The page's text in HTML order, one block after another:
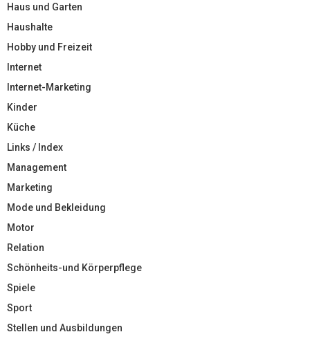
Haus und Garten
Haushalte
Hobby und Freizeit
Internet
Internet-Marketing
Kinder
Küche
Links / Index
Management
Marketing
Mode und Bekleidung
Motor
Relation
Schönheits-und Körperpflege
Spiele
Sport
Stellen und Ausbildungen